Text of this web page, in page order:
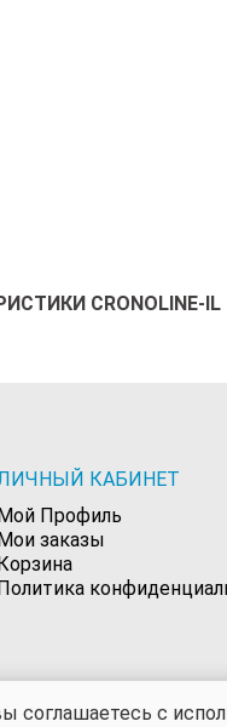
CRONOLINE-IL
КАБИНЕТ
Профиль
заказы
соглашаетесь с